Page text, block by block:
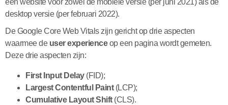
een website voor zowel de mobiele versie (per juni 2021) als de
desktop versie (per februari 2022).
De Google Core Web Vitals zijn gericht op drie aspecten
waarmee de user experienceop een pagina wordt gemeten.
Deze drie aspecten zijn:
First Input Delay(FID);
Largest Contentful Paint(LCP);
Cumulative Layout Shift(CLS).